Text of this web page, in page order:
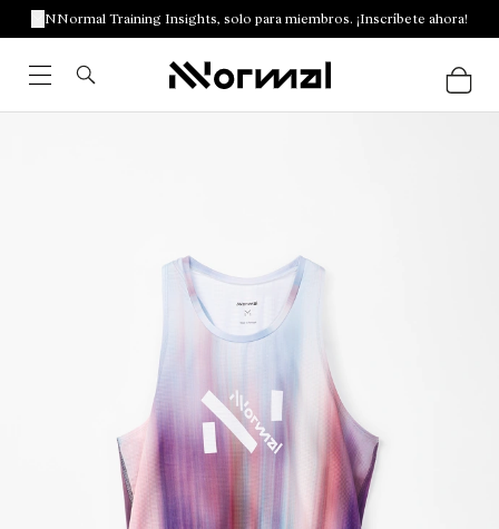
NNormal Training Insights, solo para miembros. ¡Inscríbete ahora!